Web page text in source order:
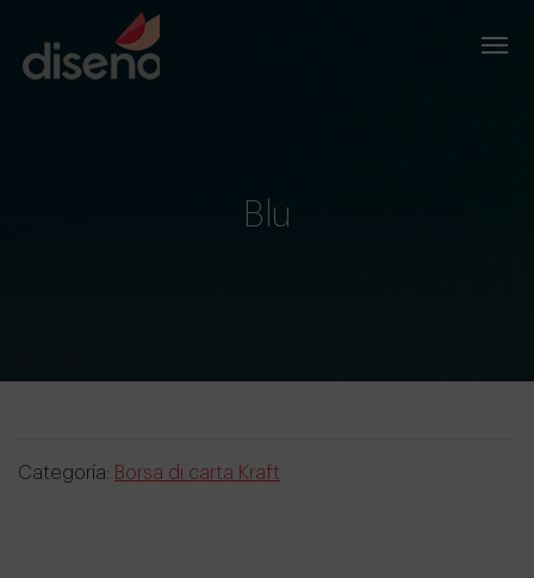
Blu
Categoría: Borsa di carta Kraft